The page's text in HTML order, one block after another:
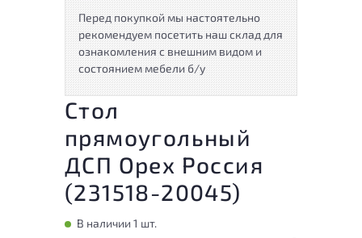
Перед покупкой мы настоятельно
рекомендуем посетить наш склад для
ознакомления с внешним видом и
состоянием мебели б/у
Стол
прямоугольный
ДСП Орех Россия
(231518-20045)
В наличии 1 шт.